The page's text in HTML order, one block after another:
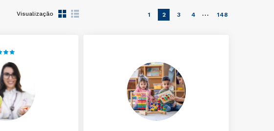
Visualização 1 2 3 4 … 148